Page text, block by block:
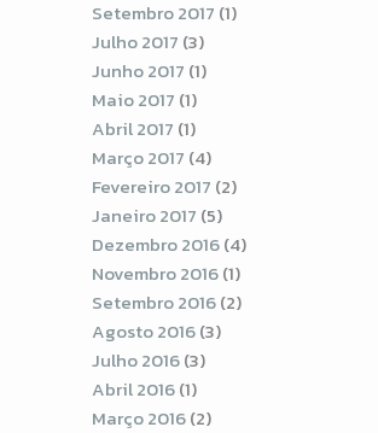
Setembro 2017 (1)
Julho 2017 (3)
Junho 2017 (1)
Maio 2017 (1)
Abril 2017 (1)
Março 2017 (4)
Fevereiro 2017 (2)
Janeiro 2017 (5)
Dezembro 2016(4)
Novembro 2016(1)
Setembro 2016(2)
Agosto 2016(3)
Julho 2016(3)
Abril 2016(1)
Março 2016(2)